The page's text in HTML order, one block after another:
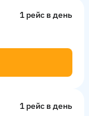
1 рейс в день
1 рейс в день